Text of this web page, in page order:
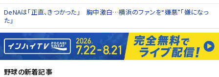
DeNAは「正直、きつかった」 胸中激白…横浜のファンを“嫌悪”「嫌になっ
た」
野球の新着記事